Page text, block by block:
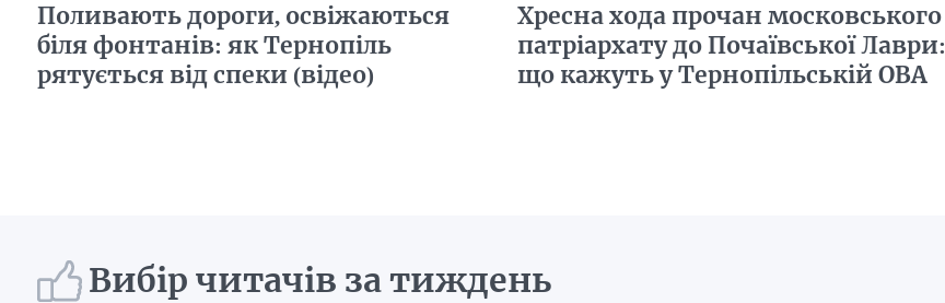
Поливають дороги, освіжаються
біля фонтанів: як Тернопіль
рятується від спеки (відео)
Хресна хода прочан московського
патріархату до Почаївської Лаври:
що кажуть у Тернопільській ОВА
Вибір читачів за тиждень